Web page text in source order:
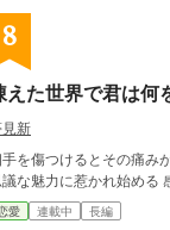
8
えた世界で君は何
新
を傷つけるとその痛み
な魅力に惹かれ始める
愛 連載中 長編